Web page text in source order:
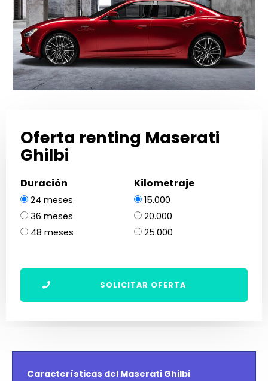
Oferta renting Maserati
Ghilbi
Duración
24 meses
36 meses
48 meses
Kilometraje
15.000
20.000
25.000
SOLICITAR OFERTA
Características del Maserati Ghilbi